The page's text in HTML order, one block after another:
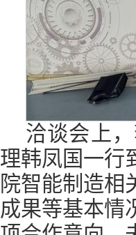
洽谈会上
理韩凤国一行
院智能制造相
成果等基本情